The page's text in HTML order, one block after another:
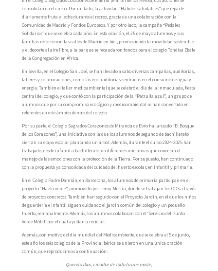
consolidan en el curso. Por un lado, la actividad “Hábitos saludables” que reparte
diariamente fruta y leche durante el recreo, gracias a una colaboración con la
Comunidad de Madrid y Fondos Europeos. Y por otro lado, la campaña “Pedales
Solidarios” que se celebra cada año. En esta ocasión, el 25 de mayo alumnos y sus
familias recorrieron las calles de Madrid en bici, promoviendo la movilidad sostenible
y el deporte al aire libre, a la par que se recaudaron fondos para el colegio Tondisa Ebale
de la Congregación en África.
En Sevilla, en el Colegio San José, se han llevado a cabo diversas campañas, auditorias,
talleres y colaboraciones, como las eco-auditorías centradas en el consumo de agua y
energía. También el taller medioambiental que se celebró el día de la Inmaculada, fiesta
central del colegio, y que contó con la participación de la “Patrulla azul”, un grupo de
alumnos que por su compromiso ecológico y medioambiental se han convertido en
referentes en este ámbito dentro del colegio.
Por su parte, el Colegio Sagrados Corazones de Miranda de Ebro ha lanzado “El Bosque
de los Corazones”, una iniciativa con la que los alumnos de segundo de bachillerato
cierran su etapa escolar plantando un árbol. Además, durante el curso 2024-2025 han
trabajado, desde infantil a bachillerato, en diferentes iniciativas que conectan el
manejo de las emociones con la protección de la Tierra. Por supuesto, han continuado
con la propuesta ya consolidada del cuidado del huerto escolar, en infantil y primaria.
En el Colegio Padre Damián, en Barcelona, los alumnos de primaria participan en el
proyecto “Hazlo verde”, promovido por Leroy Merlín, donde se trabajan los ODS a través
de proyectos concretos. También han seguido con el Proyecto Jardín, en el que los niños
de guardería e infantil siguen cuidando el jardín común del colegio y un pequeño
huerto, semanalmente. Además, los alumnos colaboran con el ‘Servicio del Punto
Verde Móbil’ por el cual ayudan a reciclar.
Además, con motivo del día mundial del Medioambiente, que se celebra el 5 de junio,
este año los seis colegios de la Provincia Ibérica se unieron en una única oración
común, que reproducimos a continuación:
Querido Dios, creador de todo lo que existe,